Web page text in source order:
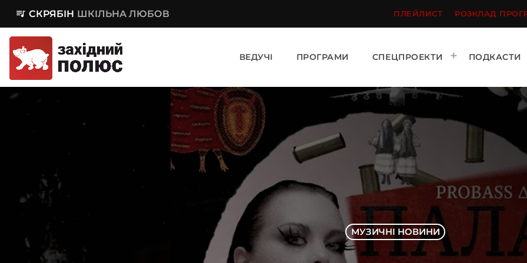
queue_music СКРЯБІН ШКІЛЬНА ЛЮБОВ ПЛЕЙЛИСТ РОЗКЛАД
ВЕДУЧІ ПРОГРАМИ СПЕЦПРОЕКТИ ПОДКАСТИ
МУЗИЧНІ НОВИНИ